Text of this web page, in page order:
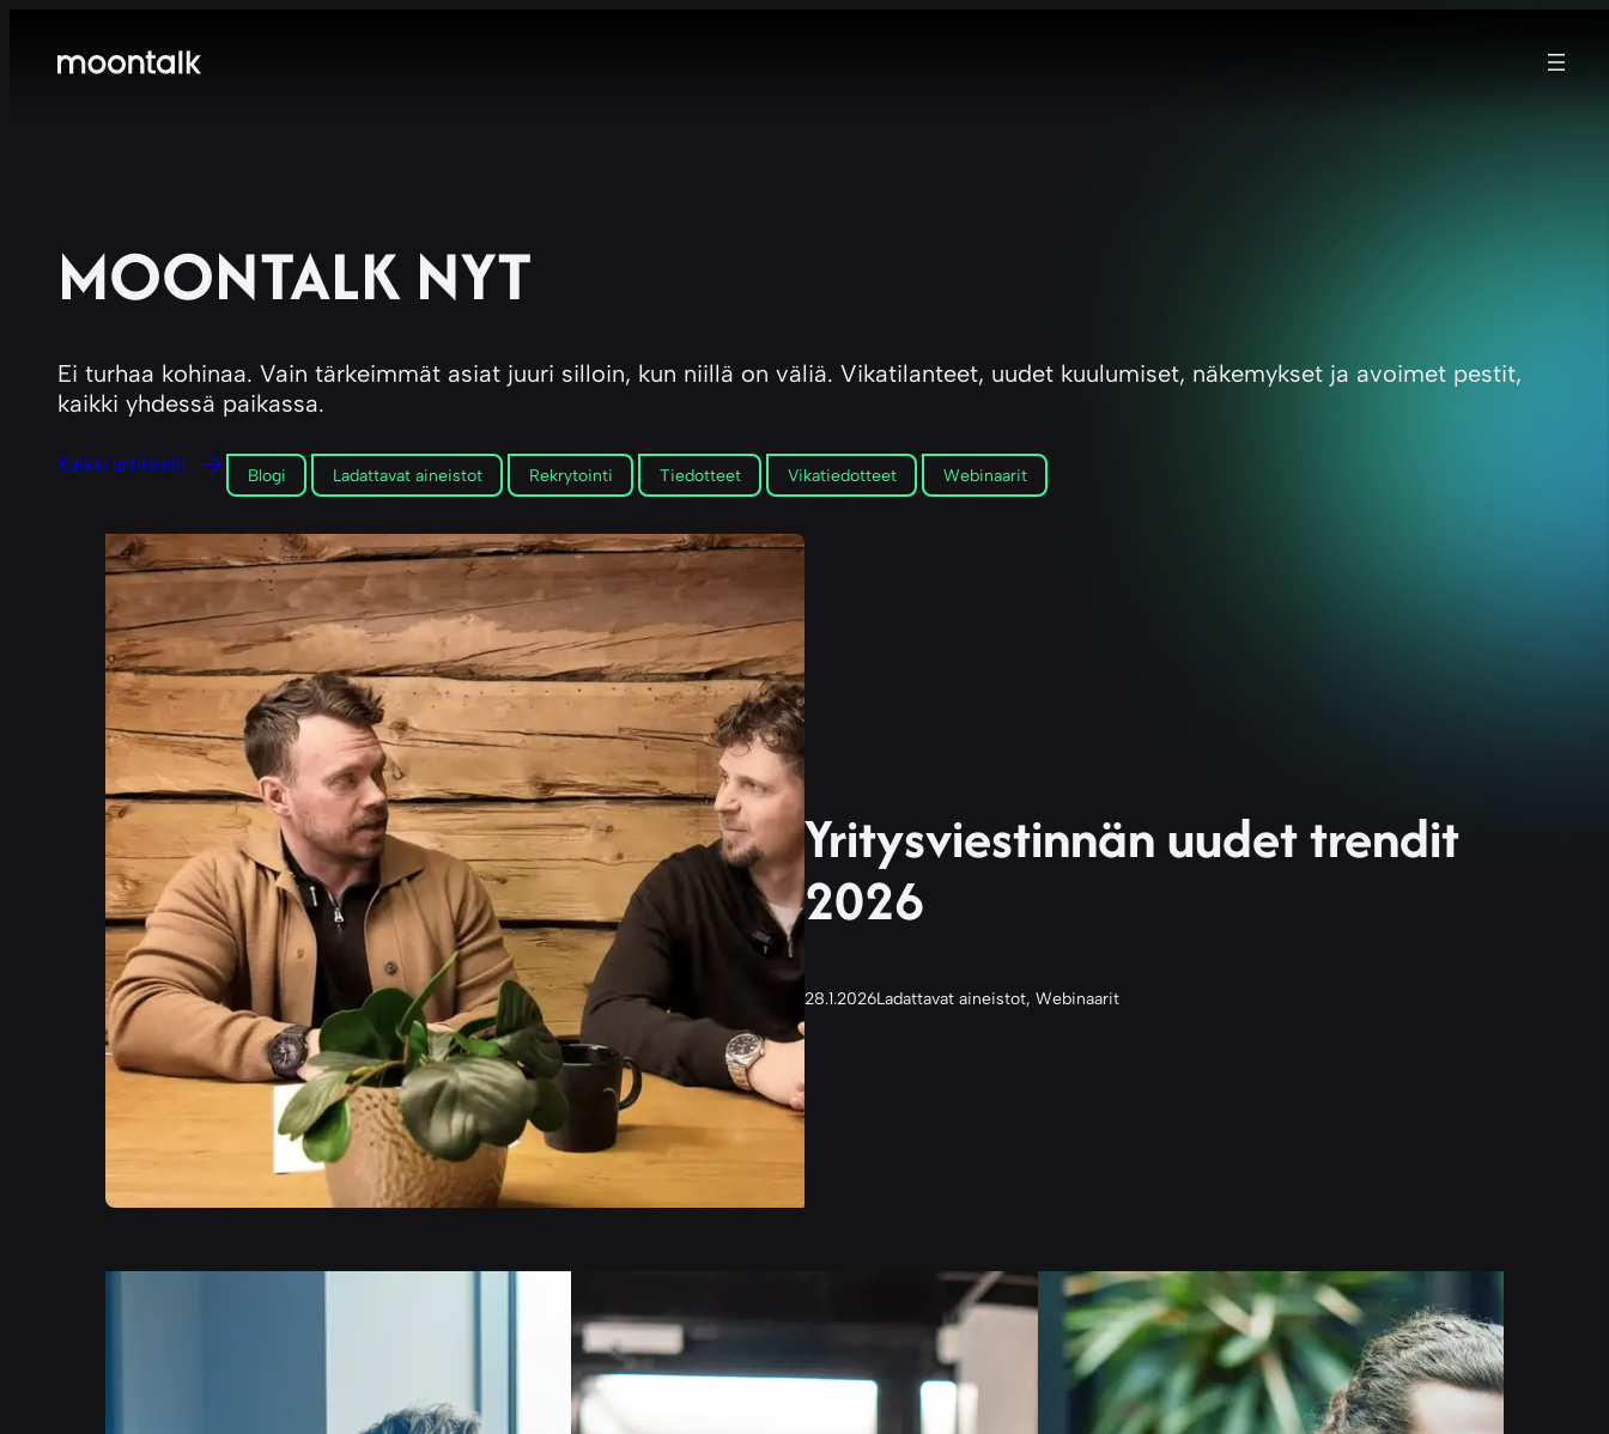
MOONTALK NYT
Ei turhaa kohinaa. Vain tärkeimmät asiat juuri silloin, kun niillä on väliä. Vikatilanteet, uudet kuulumiset, näkemykset ja avoimet pestit,
kaikki yhdessä paikassa.
Kaikki artikkelit Blogi Ladattavat aineistot Rekrytointi Tiedotteet Vikatiedotteet Webinaarit
Yritysviestinnän uudet trendit
2026
28.1.2026Ladattavat aineistot, Webinaarit